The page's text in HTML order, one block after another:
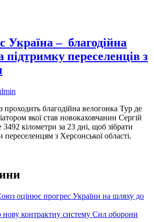
Україна – благодійна
підтримку переселенців з
проходить благодійна велогонка Тур де
якої став новокаховчанин Сергій
кілометри за 23 дні, щоб зібрати
з Херсонської області.
оцінює прогрес України на шляху до
контрактну систему Сил оборони